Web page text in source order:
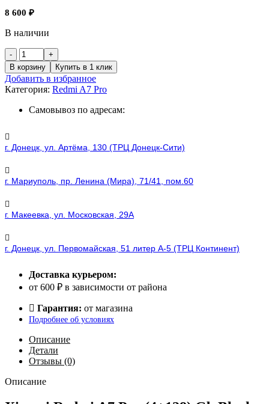
8 600 ₽
В наличии
Количество
товара
Xiaomi
Redmi
Pro
В корзину Купить в 1 клик
Добавить в избранное
Категория: Redmi A7 Pro
Самовывоз по адресам:
г. Донецк, ул. Артёма, 130 (ТРЦ Донецк-Сити)
г. Мариуполь, пр. Ленина (Мира), 71/41, пом.60
г. Макеевка, ул. Московская, 29А
г. Донецк, ул. Первомайская, 51 литер А-5 (ТРЦ Континент)
Доставка курьером:
от 600 ₽ в зависимости от района
Гарантия: от магазина
Подробнее об условиях
Описание
Детали
Отзывы (0)
Описание